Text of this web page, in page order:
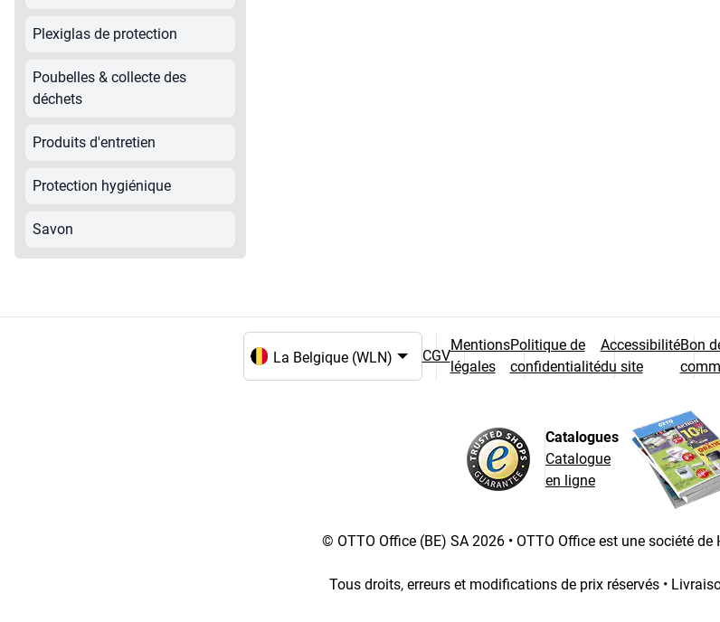
Plexiglas de protection
Poubelles & collecte des
déchets
Produits d'entretien
Protection hygiénique
Savon
Choix de la langue et du pays
CGV
Mentions
légales
Politique de
confidentialité
Accessibilité
du site
Bon
Catalogues
Catalogue
en ligne
© OTTO Office (BE) SA 2026 • OTTO Office est une société
Tous droits, erreurs et modifications de prix réservés •